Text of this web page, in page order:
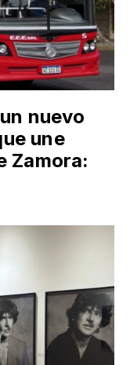
nuevo
une
Zamora: